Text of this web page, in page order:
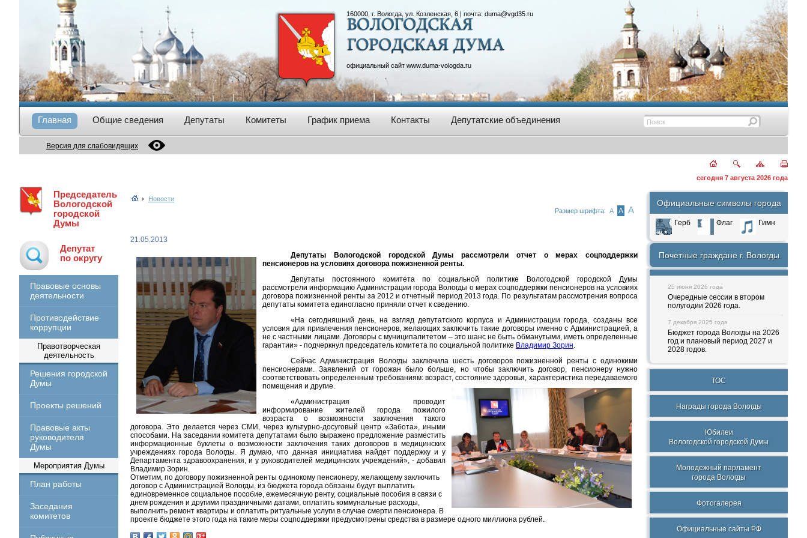
160000, г. Вологда, ул. Козленская, 6 | почта: duma@vgd35.ru
официальный сайт www.duma-vologda.ru
Главная Общие сведения Депутаты Комитеты График приема Контакты Депутатские объединения
Версия для слабовидящих
сегодня 7 августа 2026 года
Председатель
Вологодской
городской
Думы
Депутат
по округу
Правовые основы
деятельности
Противодействие
коррупции
Правотворческая
деятельность
Решения городской
Думы
Проекты решений
Правовые акты
руководителя
Думы
Мероприятия Думы
План работы
Заседания
комитетов
Новости
Размер шрифта: А А А
21.05.2013
Депутаты Вологодской городской Думы рассмотрели отчет о мерах соцподдержки
пенсионеров на условиях договора пожизненной ренты.
Депутаты постоянного комитета по социальной политике Вологодской городской Думы
рассмотрели информацию Администрации города Вологды о мерах соцподдержки пенсионеров на условиях
договора пожизненной ренты за 2012 и отчетный период 2013 года. По результатам рассмотрения вопроса
депутаты комитета единогласно приняли отчет к сведению.
«На сегодняшний день, на взгляд депутатского корпуса и Администрации города, созданы все
условия для привлечения пенсионеров, желающих заключить такие договоры именно с Администрацией, а
не с частными лицами. Договоры с муниципалитетом – это шанс не быть обманутыми, иметь определенные
гарантии» - подчеркнул председатель комитета по социальной политике Владимир Зорин.
Сейчас Администрация Вологды заключила шесть договоров пожизненной ренты с одинокими
пенсионерами. Заявлений от горожан было больше, но чтобы заключить договор, пенсионеру нужно
соответствовать определенным требованиям: возраст, состояние здоровья, характеристика передаваемого
помещения и другие.
«Администрация проводит
информирование жителей города пожилого
возраста о возможности заключения такого
договора. Это делается через СМИ, через культурно-досуговый центр «Забота», иными
способами. На заседании комитета депутатами было выражено предложение разместить
информационные буклеты о возможности заключения таких договоров в медицинских
учреждениях города Вологды. Я думаю, что данная инициатива найдет поддержку и у
Департамента здравоохранения, и у руководителей медицинских учреждений», - добавил
Владимир Зорин.
Отметим, по договору пожизненной ренты одинокому пенсионеру, желающему заключить
договор с Администрацией Вологды, из бюджета города обязаны будут выплатить
единовременное социальное пособие, ежемесячную ренту, социальные пособия в связи с
днем рождения и другими праздничными датами, оплатить коммунальные расходы,
выполнить ремонт квартиры и оплатить ритуальные услуги в случае смерти пенсионера. В
проекте бюджете этого года на такие меры соцподдержки предусмотрены средства в размере одного миллиона рублей.
Официальные символы города
Герб Флаг Гимн
Почетные граждане г. Вологды
25 июня 2026 года
Очередные сессии в втором
полугодии 2026 года.
7 декабря 2025 года
Бюджет города Вологды на 2026
год и плановый период 2027 и
2028 годов.
ТОС
Награды города Вологды
Юбилеи
Вологодской городской Думы
Молодежный парламент
города Вологды
Фотогалерея
Официальные сайты РФ